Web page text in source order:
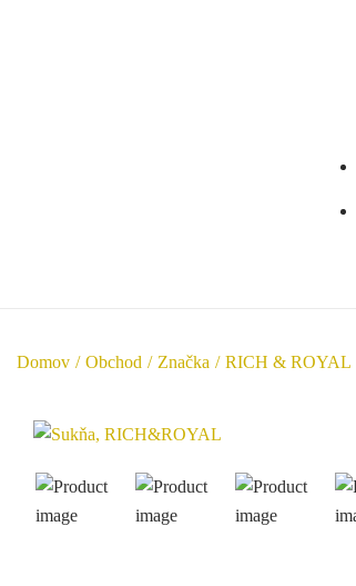
Domov / Obchod / Značka / RICH & ROYAL